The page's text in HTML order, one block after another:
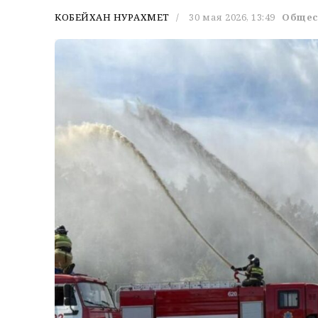
КОБЕЙХАН НУРАХМЕТ 30 мая 2026, 13:49